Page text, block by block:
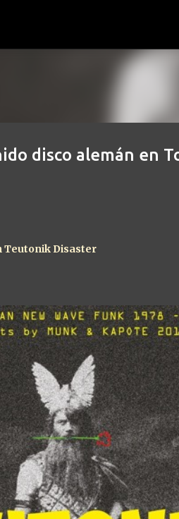
disco alemán en
Teutonik Disaster